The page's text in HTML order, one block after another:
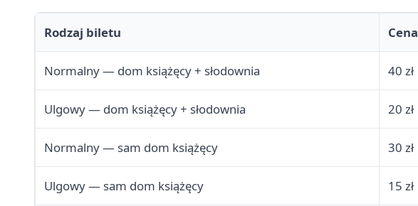
Rodzaj biletu Cena
Normalny — dom książęcy + słodownia 40 zł
Ulgowy — dom książęcy + słodownia 20 zł
Normalny — sam dom książęcy 30 zł
Ulgowy — sam dom książęcy 15 zł